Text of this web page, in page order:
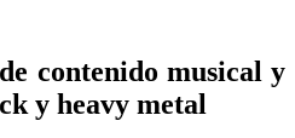
contenido musical y
y heavy metal